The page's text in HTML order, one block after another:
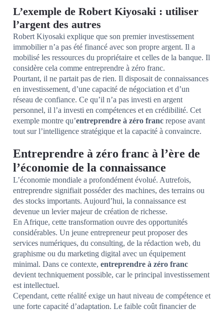
L’exemple de Robert Kiyosaki : utiliser
l’argent des autres
Robert Kiyosaki explique que son premier investissement
immobilier n’a pas été financé avec son propre argent. Il a
mobilisé les ressources du propriétaire et celles de la banque. Il
considère cela comme entreprendre à zéro franc.
Pourtant, il ne partait pas de rien. Il disposait de connaissances
en investissement, d’une capacité de négociation et d’un
réseau de confiance. Ce qu’il n’a pas investi en argent
personnel, il l’a investi en compétences et en crédibilité. Cet
exemple montre qu’entreprendre à zéro franc repose avant
tout sur l’intelligence stratégique et la capacité à convaincre.
Entreprendre à zéro franc à l’ère de
l’économie de la connaissance
L’économie mondiale a profondément évolué. Autrefois,
entreprendre signifiait posséder des machines, des terrains ou
des stocks importants. Aujourd’hui, la connaissance est
devenue un levier majeur de création de richesse.
En Afrique, cette transformation ouvre des opportunités
considérables. Un jeune entrepreneur peut proposer des
services numériques, du consulting, de la rédaction web, du
graphisme ou du marketing digital avec un équipement
minimal. Dans ce contexte, entreprendre à zéro franc
devient techniquement possible, car le principal investissement
est intellectuel.
Cependant, cette réalité exige un haut niveau de compétence et
une forte capacité d’adaptation. Le faible coût financier de